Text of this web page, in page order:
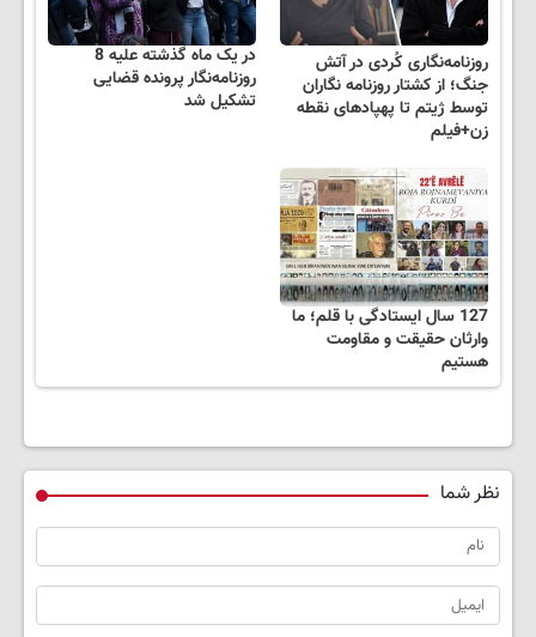
روزنامه‌نگاری کُردی در آتش
جنگ؛ از کشتار روزنامه نگاران
توسط ژیتم تا پهپادهای نقطه
زن+فیلم
در یک ماه گذشته علیه 8
روزنامه‌نگار پرونده قضایی
تشکیل شد
127 سال ایستادگی با قلم؛ ما
وارثان حقیقت و مقاومت
هستیم
نظر شما